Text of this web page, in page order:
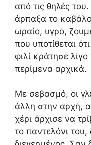
από τις θηλές
άρπαξα το
ωραίο, υγρό,
που υποτίθεται
φιλί κράτησε
περίμενα αρχικά.
Με σεβασμό, οι
άλλη στην αρχή,
χέρι άρχισε να
το παντελόνι